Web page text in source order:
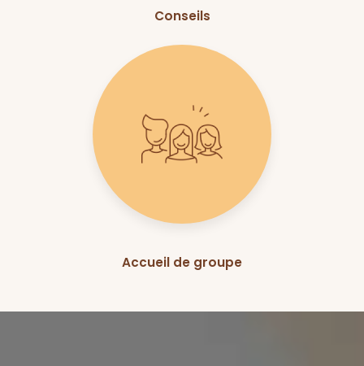
Conseils
Accueil de groupe